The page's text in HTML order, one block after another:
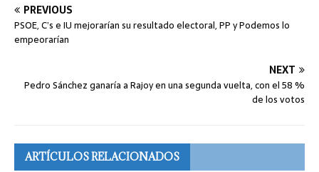
PREVIOUS
PSOE, C’s e IU mejorarían su resultado electoral, PP y Podemos lo
empeorarían
NEXT
Pedro Sánchez ganaría a Rajoy en una segunda vuelta, con el 58 %
de los votos
ARTÍCULOS RELACIONADOS